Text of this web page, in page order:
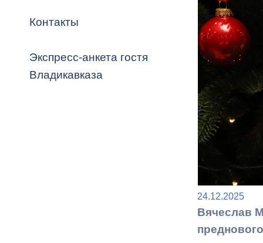
ОРВ и
Оценка
местного
Открытые
Контакты
Экспресс-анкета гостя
Владикавказа
24.12.2025
Вячеслав